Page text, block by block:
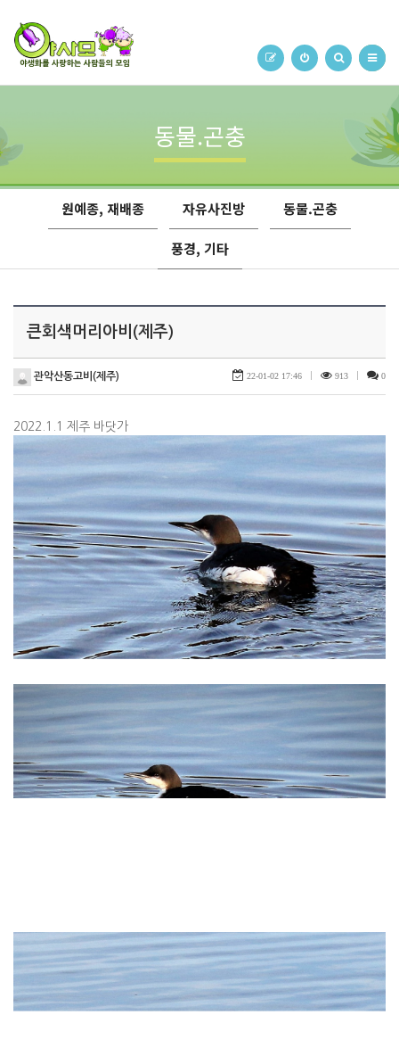
동물.곤충
원예종, 재배종 자유사진방 동물.곤충
풍경, 기타
큰회색머리아비(제주)
관악산동고비(제주) 22-01-02 17:46 913 0
2022.1.1 제주 바닷가